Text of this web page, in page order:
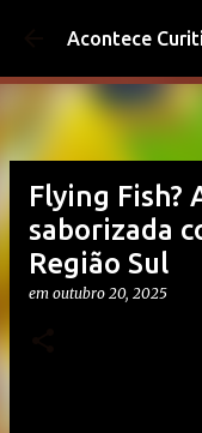
Pular
Acontece
Flying Fish?
saborizada
Região Sul
em outubro 20, 2025